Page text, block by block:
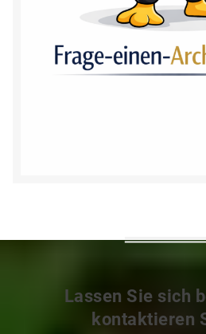
Lassen Sie sich
kontaktieren